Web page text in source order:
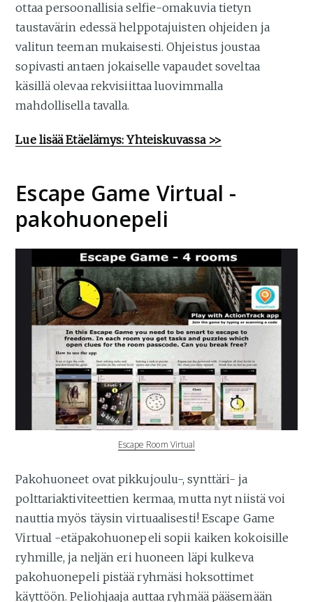
ottaa persoonallisia selfie-omakuvia tietyn
taustavärin edessä helppotajuisten ohjeiden ja
valitun teeman mukaisesti. Ohjeistus joustaa
sopivasti antaen jokaiselle vapaudet soveltaa
käsillä olevaa rekvisiittaa luovimmalla
mahdollisella tavalla.​
Lue lisää Etäelämys: Yhteiskuvassa >>
Escape Game Virtual -
pakohuonepeli
Escape Room Virtual
Pakohuoneet ovat pikkujoulu-, synttäri- ja
polttariaktiviteettien kermaa, mutta nyt niistä voi
nauttia myös täysin virtuaalisesti! Escape Game
Virtual -etäpakohuonepeli sopii kaiken kokoisille
ryhmille, ja neljän eri huoneen läpi kulkeva
pakohuonepeli pistää ryhmäsi hoksottimet
käyttöön. Peliohjaaja auttaa ryhmää pääsemään